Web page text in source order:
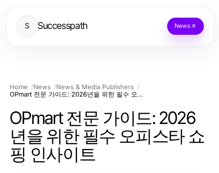
S Successpath News
Home News
News & Media Publishers
OPmart 전문 가이드: 2026년을 위한 필수 오피스타 쇼핑 인사이트
OPmart 전문 가이드: 2026
년을 위한 필수 오피스타 쇼
핑 인사이트